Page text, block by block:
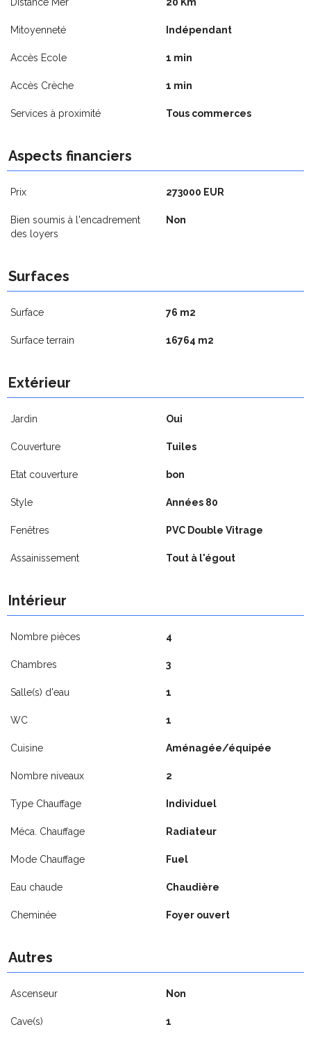
Distance Mer 20 Km
Mitoyenneté Indépendant
Accès Ecole 1 min
Accès Crèche 1 min
Services à proximité Tous commerces
Aspects financiers
Prix 273000 EUR
Bien soumis à l'encadrement
des loyers
Non
Surfaces
Surface 76 m2
Surface terrain 16764 m2
Extérieur
Jardin Oui
Couverture Tuiles
Etat couverture bon
Style Années 80
Fenêtres PVC Double Vitrage
Assainissement Tout à l'égout
Intérieur
Nombre pièces 4
Chambres 3
Salle(s) d'eau 1
WC 1
Cuisine Aménagée/équipée
Nombre niveaux 2
Type Chauffage Individuel
Méca. Chauffage Radiateur
Mode Chauffage Fuel
Eau chaude Chaudière
Cheminée Foyer ouvert
Autres
Ascenseur Non
Cave(s) 1